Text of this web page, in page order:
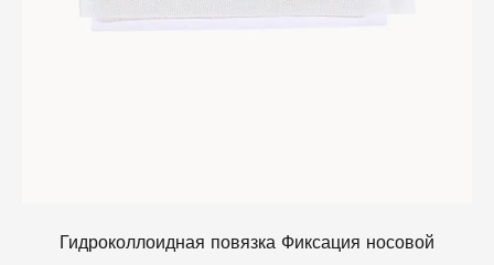
Гидроколлоидная повязка Фиксация носовой